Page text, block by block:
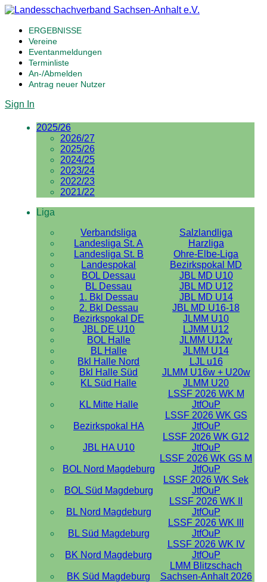
ERGEBNISSE
Vereine
Eventanmeldungen
Terminliste
An-/Abmelden
Antrag neuer Nutzer
Sign In
2025/26
2026/27
2025/26
2024/25
2023/24
2022/23
2021/22
Liga
Verbandsliga
Salzlandliga
Landesliga St. A
Harzliga
Landesliga St. B
Ohre-Elbe-Liga
Landespokal
Bezirkspokal MD
BOL Dessau
JBL MD U10
BL Dessau
JBL MD U12
1. Bkl Dessau
JBL MD U14
2. Bkl Dessau
JBL MD U16-18
Bezirkspokal DE
JLMM U10
JBL DE U10
LJMM U12
BOL Halle
JLMM U12w
BL Halle
JLMM U14
Bkl Halle Nord
LJL u16
Bkl Halle Süd
JLMM U16w + U20w
KL Süd Halle
JLMM U20
KL Mitte Halle
LSSF 2026 WK M
JtfOuP
Bezirkspokal HA
LSSF 2026 WK GS
JtfOuP
JBL HA U10
LSSF 2026 WK G12
JtfOuP
BOL Nord Magdeburg
LSSF 2026 WK GS M
JtfOuP
BOL Süd Magdeburg
LSSF 2026 WK Sek
JtfOuP
BL Nord Magdeburg
LSSF 2026 WK II
JtfOuP
BL Süd Magdeburg
LSSF 2026 WK III
JtfOuP
BK Nord Magdeburg
LSSF 2026 WK IV
JtfOuP
BK Süd Magdeburg
LMM Blitzschach
Sachsen-Anhalt 2026